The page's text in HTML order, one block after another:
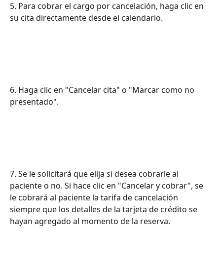
5. Para cobrar el cargo por cancelación, haga clic en
su cita directamente desde el calendario.
6. Haga clic en "Cancelar cita" o "Marcar como no
presentado".
7. Se le solicitará que elija si desea cobrarle al
paciente o no. Si hace clic en "Cancelar y cobrar", se
le cobrará al paciente la tarifa de cancelación
siempre que los detalles de la tarjeta de crédito se
hayan agregado al momento de la reserva.